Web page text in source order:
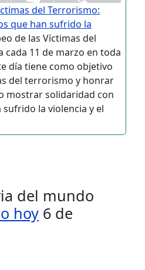
del Terrorismo:
que han sufrido la
de las Víctimas del
cada 11 de marzo en toda
día tiene como objetivo
del terrorismo y honrar
mostrar solidaridad con
la violencia y el
del mundo
hoy 6 de